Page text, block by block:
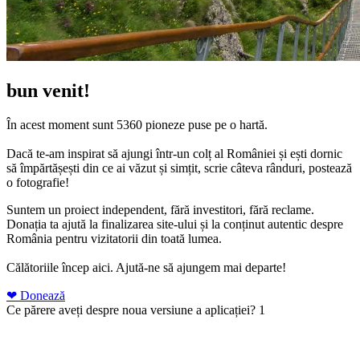
bun venit!
În acest moment sunt 5360 pioneze puse pe o hartă.
Dacă te-am inspirat să ajungi într-un colț al României și ești dornic
să împărtășești din ce ai văzut și simțit, scrie câteva rânduri, postează
o fotografie!
Suntem un proiect independent, fără investitori, fără reclame.
Donația ta ajută la finalizarea site-ului și la conținut autentic despre
România pentru vizitatorii din toată lumea.
Călătoriile încep aici. Ajută-ne să ajungem mai departe!
❤ Donează
Ce părere aveți despre noua versiune a aplicației? 1